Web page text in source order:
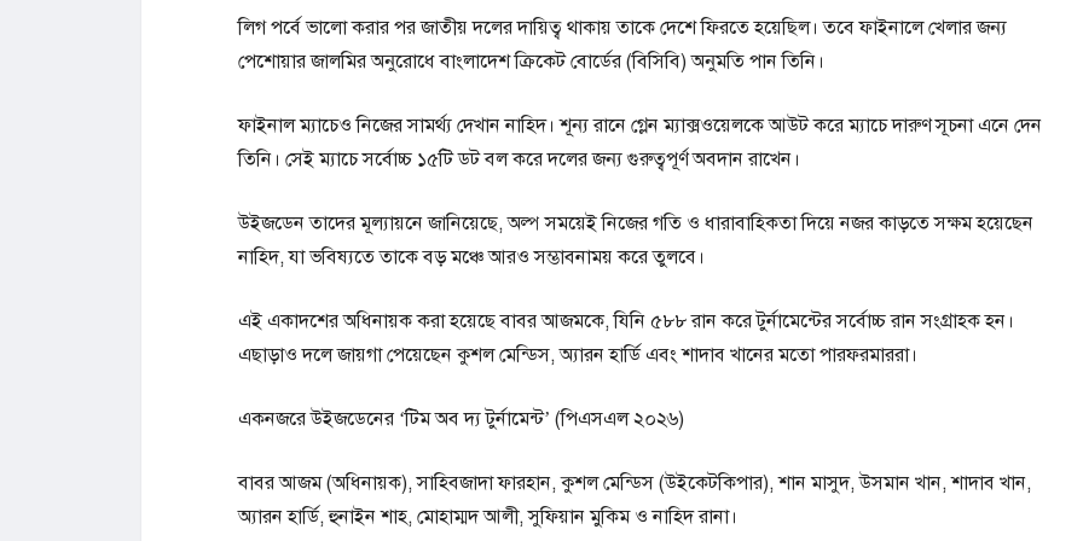
লিগ পর্বে ভালো করার পর জাতীয় দলের দায়িত্ব থাকায় তাকে দেশে ফিরতে হয়েছিল। তবে ফাইনালে খেলার জন্য
পেশোয়ার জালমির অনুরোধে বাংলাদেশ ক্রিকেট বোর্ডের (বিসিবি) অনুমতি পান তিনি।
ফাইনাল ম্যাচেও নিজের সামর্থ্য দেখান নাহিদ। শূন্য রানে গ্লেন ম্যাক্সওয়েলকে আউট করে ম্যাচে দারুণ সূচনা এনে দেন
তিনি। সেই ম্যাচে সর্বোচ্চ ১৫টি ডট বল করে দলের জন্য গুরুত্বপূর্ণ অবদান রাখেন।
উইজডেন তাদের মূল্যায়নে জানিয়েছে, অল্প সময়েই নিজের গতি ও ধারাবাহিকতা দিয়ে নজর কাড়তে সক্ষম হয়েছেন
নাহিদ, যা ভবিষ্যতে তাকে বড় মঞ্চে আরও সম্ভাবনাময় করে তুলবে।
এই একাদশের অধিনায়ক করা হয়েছে বাবর আজমকে, যিনি ৫৮৮ রান করে টুর্নামেন্টের সর্বোচ্চ রান সংগ্রাহক হন।
এছাড়াও দলে জায়গা পেয়েছেন কুশল মেন্ডিস, অ্যারন হার্ডি এবং শাদাব খানের মতো পারফরমাররা।
একনজরে উইজডেনের ‘টিম অব দ্য টুর্নামেন্ট’ (পিএসএল ২০২৬)
বাবর আজম (অধিনায়ক), সাহিবজাদা ফারহান, কুশল মেন্ডিস (উইকেটকিপার), শান মাসুদ, উসমান খান, শাদাব খান,
অ্যারন হার্ডি, হুনাইন শাহ, মোহাম্মদ আলী, সুফিয়ান মুকিম ও নাহিদ রানা।